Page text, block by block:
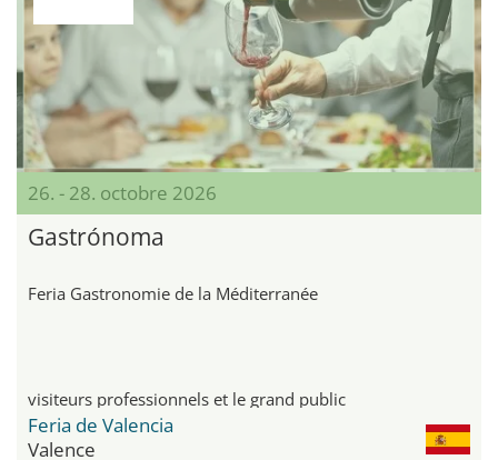
26. - 28. octobre 2026
Gastrónoma
Feria Gastronomie de la Méditerranée
visiteurs professionnels et le grand public
Feria de Valencia
Valence